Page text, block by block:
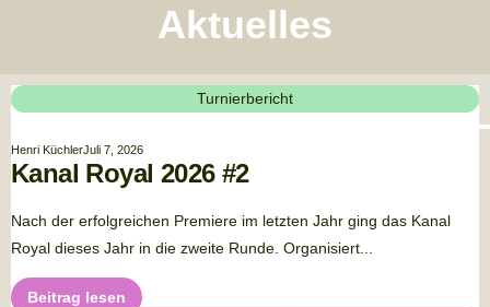
Aktuelles
Turnierbericht
Henri KüchlerJuli 7, 2026
Kanal Royal 2026 #2
Nach der erfolgreichen Premiere im letzten Jahr ging das Kanal
Royal dieses Jahr in die zweite Runde. Organisiert...
Beitrag lesen